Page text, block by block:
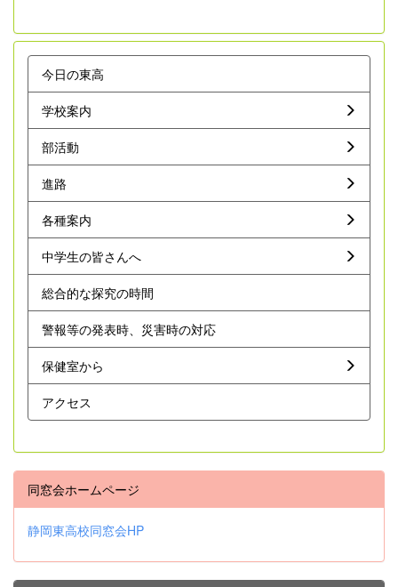
今日の東高
学校案内
部活動
進路
各種案内
中学生の皆さんへ
総合的な探究の時間
警報等の発表時、災害時の対応
保健室から
アクセス
同窓会ホームページ
静岡東高校同窓会HP